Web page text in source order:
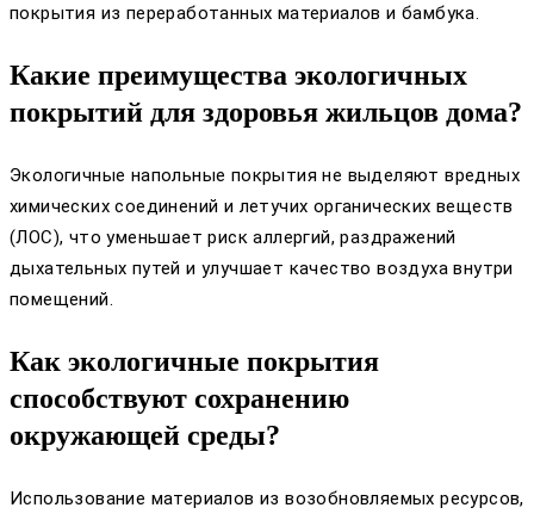
покрытия из переработанных материалов и бамбука.
Какие преимущества экологичных
покрытий для здоровья жильцов дома?
Экологичные напольные покрытия не выделяют вредных
химических соединений и летучих органических веществ
(ЛОС), что уменьшает риск аллергий, раздражений
дыхательных путей и улучшает качество воздуха внутри
помещений.
Как экологичные покрытия
способствуют сохранению
окружающей среды?
Использование материалов из возобновляемых ресурсов,